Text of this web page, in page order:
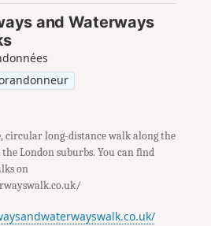
r
and Waterways
circular long-distance walk along the
London suburbs. You can find
on